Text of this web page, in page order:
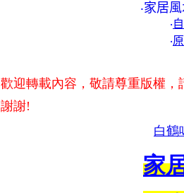
‧家居
‧
‧
歡迎轉載內容，敬請尊重版權，
謝謝!
白鶴
家